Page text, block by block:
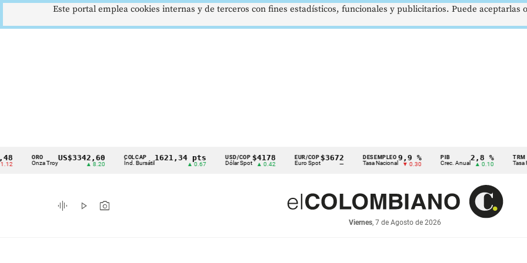
Cintillo
indicadores
económicos
ORO
Onza Troy
US$3342,60 COLCAP
Índ. Bursátil
1621,34 pts USD/COP
Dólar Spot
$4178
▲ 0.42
EUR/COP
Euro Spot
$3672
—
DESEMPLEO
Tasa Nacional
9,9 %
▼ 0.30
PIB
Crec. Anual
2,8 %
▲ 0.10
TRM
Tasa Rep.
graphic_eq play_arrow photo_camera
Viernes, 7 de Agosto de 2026
Este portal emplea cookies internas y de terceros con fines estadísticos, funcionales y publicitarios. Puede aceptarlas